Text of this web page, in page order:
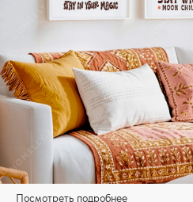
Посмотреть подробнее